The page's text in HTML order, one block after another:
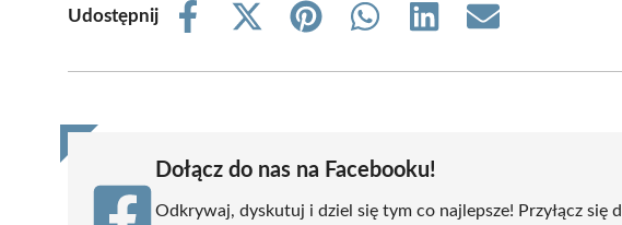
Udostępnij
Share
Share
(Twitter)
Share
Share
Share
Share
Dołącz do nas na Facebooku!
Odkrywaj, dyskutuj i dziel się tym co najlepsze! Przyłącz się